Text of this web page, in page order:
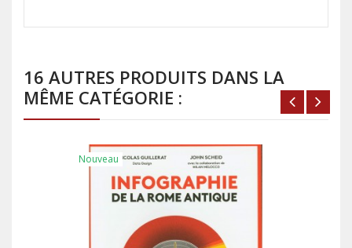
16 AUTRES PRODUITS DANS LA
MÊME CATÉGORIE :
Nouveau